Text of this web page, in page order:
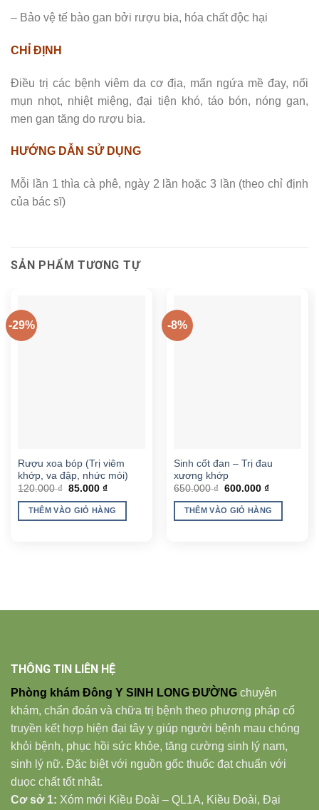
– Bảo vệ tế bào gan bởi rượu bia, hóa chất độc hại
CHỈ ĐỊNH
Điều trị các bệnh viêm da cơ địa, mẩn ngứa mề đay, nổi
mụn nhọt, nhiệt miệng, đại tiện khó, táo bón, nóng gan,
men gan tăng do rượu bia.
HƯỚNG DẪN SỬ DỤNG
Mỗi lần 1 thìa cà phê, ngày 2 lần hoặc 3 lần (theo chỉ định
của bác sĩ)
SẢN PHẨM TƯƠNG TỰ
-29%
Rượu xoa bóp (Trị viêm
khớp, va đập, nhức mỏi)
120.000₫ Giá
là:
120.000 ₫.
85.000 ₫Giá
tại
là:
THÊM VÀO GIỎ HÀNG
-8%
Sinh cốt đan – Trị đau
xương khớp
650.000₫ Giá
là:
650.000 ₫.
600.000 ₫Giá
tại
là:
THÊM VÀO GIỎ HÀNG
THÔNG TIN LIÊN HỆ
Phòng khám Đông Y SINH LONG ĐƯỜNG chuyên
khám, chẩn đoán và chữa trị bệnh theo phương pháp cổ
truyền kết hợp hiện đại tây y giúp người bệnh mau chóng
khỏi bệnh, phục hồi sức khỏe, tăng cường sinh lý nam,
sinh lý nữ. Đặc biệt với nguồn gốc thuốc đạt chuẩn với
duọc chất tốt nhât.
Cơ sở 1: Xóm mới Kiều Đoài – QL1A, Kiều Đoài, Đại